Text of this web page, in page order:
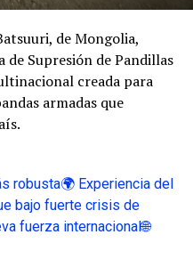
, de Mongolia,
de Supresión de Pandillas
creada para
armadas que
robusta🌍 Experiencia del
bajo fuerte crisis de
fuerza internacional🌐